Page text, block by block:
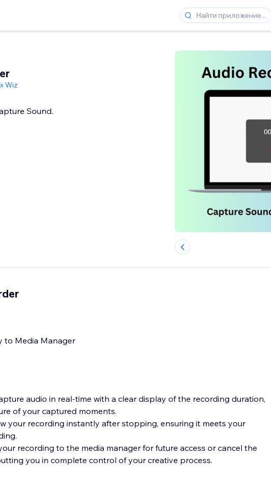
Wiz
Sound.
to Media Manager
audio in real-time with a clear display of the recording duration,
of your captured moments.
your recording instantly after stopping, ensuring it meets your
recording to the media manager for future access or cancel the
you in complete control of your creative process.